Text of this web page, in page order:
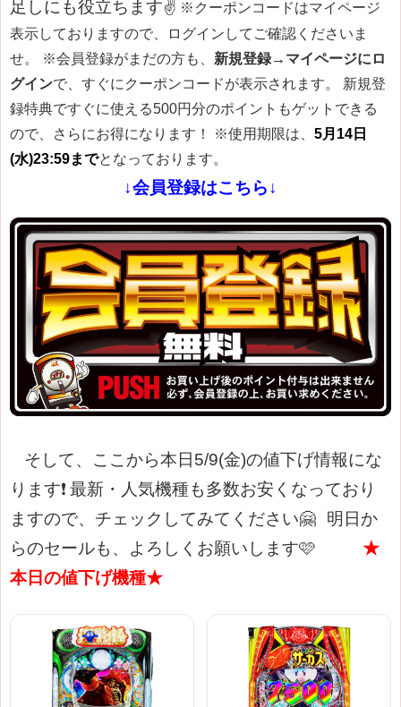
足しにも役立ちます✌ ※クーポンコードはマイページ
表示しておりますので、ログインしてご確認くださいま
せ。
※会員登録がまだの方も、 新規登録→マイページにロ
グインで、すぐにクーポンコードが表示されます。 新規登
録特典ですぐに使える500円分のポイントもゲットできる
ので、さらにお得になります！
※使用期限は、 5月14日
(水)23:59までとなっております。
↓会員登録はこちら↓
そして、ここから本日5/9(金)の値下げ情報にな
ります❗ 最新・人気機種も多数お安くなっており
ますので、チェックしてみてください🤗
明日か
らのセールも、よろしくお願いします🩷
★
本日の値下げ機種★